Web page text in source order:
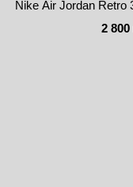
Nike Air Jordan Retro
2 800